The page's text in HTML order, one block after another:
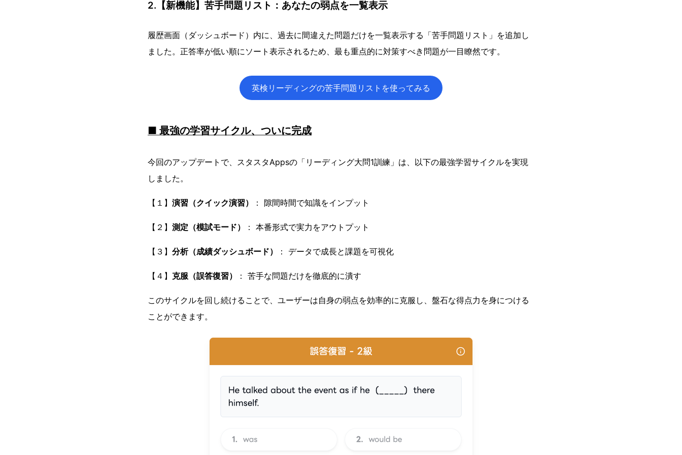
2.【新機能】苦手問題リスト：あなたの弱点を一覧表示
履歴画面（ダッシュボード）内に、過去に間違えた問題だけを一覧表示する「苦手問題リスト」を追加し
ました。正答率が低い順にソート表示されるため、最も重点的に対策すべき問題が一目瞭然です。
英検リーディングの苦手問題リストを使ってみる
■ 最強の学習サイクル、ついに完成
今回のアップデートで、スタスタAppsの「リーディング大問1訓練」は、以下の最強学習サイクルを実現
しました。
【１】 演習（クイック演習） ： 隙間時間で知識をインプット
【２】 測定（模試モード） ： 本番形式で実力をアウトプット
【３】 分析（成績ダッシュボード） ： データで成長と課題を可視化
【４】 克服（誤答復習） ： 苦手な問題だけを徹底的に潰す
このサイクルを回し続けることで、ユーザーは自身の弱点を効率的に克服し、盤石な得点力を身につける
ことができます。